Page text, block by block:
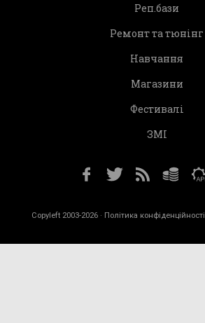
Реп.бази
Ремонт та тюнінг
Навчання
Магазини
Фестивалі
ЗМІ
Copyleft 2003-2026 · Політика конфіденційності